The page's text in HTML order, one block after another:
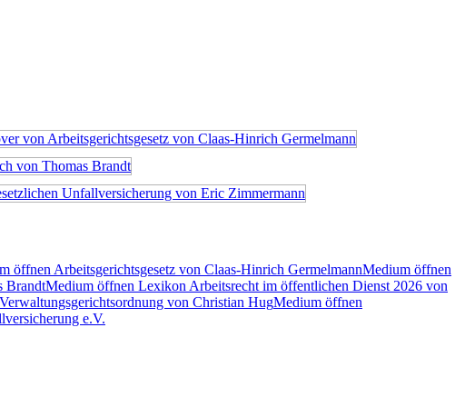
öffnen Arbeitsgerichtsgesetz von Claas-Hinrich GermelmannMedium öffnen
BrandtMedium öffnen Lexikon Arbeitsrecht im öffentlichen Dienst 2026 von
von Christian HugMedium öffnen
e.V.